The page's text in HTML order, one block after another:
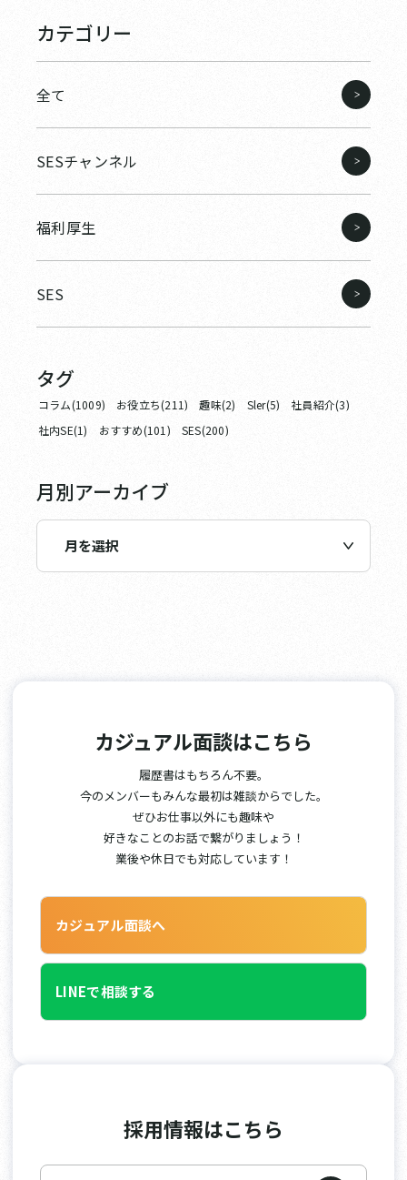
カテゴリー
全て
SESチャンネル
福利厚生
SES
タグ
コラム(1009) お役立ち(211) 趣味(2) Sler(5)
社員紹介(3)
社内SE(1)
おすすめ(101) SES(200)
月別アーカイブ
カジュアル面談はこちら
履歴書はもちろん不要。
今のメンバーもみんな最初は雑談からでした。
ぜひお仕事以外にも趣味や
好きなことのお話で繋がりましょう！
業後や休日でも対応しています！
カジュアル面談へ
LINEで相談する
採用情報はこちら